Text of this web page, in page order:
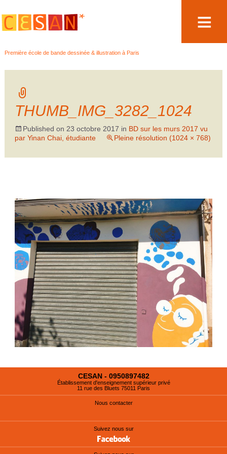
Première école de bande dessinée & illustration à Paris
au
THUMB_IMG_3282_1024
Published on 23 octobre 2017 in BD sur les murs 2017 vu
par Yinan Chai, étudiante
Pleine résolution (1024 × 768)
CESAN - 0950897482
Établissement d'enseignement supérieur privé
11 rue des Bluets 75011 Paris
Nous contacter
Suivez nous sur